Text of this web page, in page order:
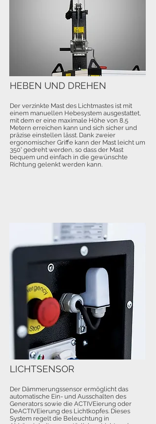
Der verzinkte Mast des Lichtmastes ist mit
einem manuellen Hebesystem ausgestattet,
mit dem er eine maximale Höhe von 8,5
Metern erreichen kann und sich sicher und
präzise einstellen lässt. Dank zweier
ergonomischer Griffe kann der Mast leicht um
350° gedreht werden, so dass der Mast
bequem und einfach in die gewünschte
Richtung gelenkt werden kann.
HEBEN UND DREHEN
Der Dämmerungssensor ermöglicht das
automatische Ein- und Ausschalten des
Generators sowie die ACTIVEierung oder
DeACTIVEierung des Lichtkopfes. Dieses
System regelt die Beleuchtung in
LICHTSENSOR